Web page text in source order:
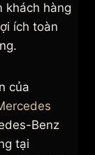
khách hàng
ích toàn
của
Benz
tại